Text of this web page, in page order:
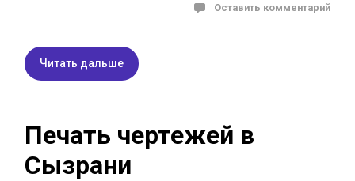
Оставить комментарий
Читать дальше
Печать чертежей в
Сызрани